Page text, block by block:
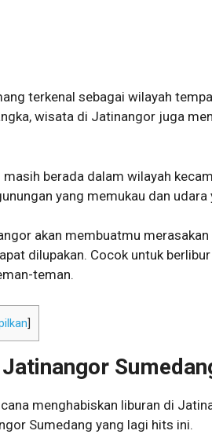
terkenal sebagai wilayah
wisata di Jatinangor juga
berada dalam wilayah
yang memukau dan udara
akan membuatmu
dilupakan. Cocok untuk
teman.
menghabiskan liburan di
Sumedang yang lagi hits ini.